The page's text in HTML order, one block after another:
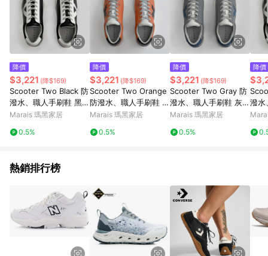
降價
$3,221 (降$169)
Scooter Two Black 防
潑水、職人手刷鞋 黑色
- 黑色-女38
Marais 瑪黑家居
0.5%
降價
$3,221 (降$169)
Scooter Two Orange
防潑水、職人手刷鞋 橘
色 - 橘色-女38
Marais 瑪黑家居
0.5%
降價
$3,221 (降$169)
Scooter Two Gray 防
潑水、職人手刷鞋 灰色
- 灰色-男41
Marais 瑪黑家居
0.5%
降價
潑水
- 黑
熱銷排行榜